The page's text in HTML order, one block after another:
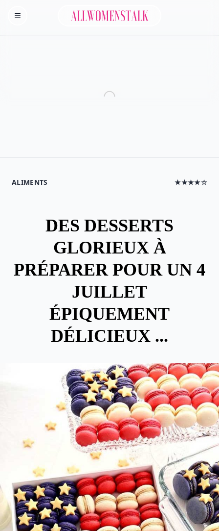
Homepage
Allwomenstalk
ALIMENTS ★★★★☆
DES DESSERTS
GLORIEUX À
PRÉPARER POUR UN 4
JUILLET
ÉPIQUEMENT
DÉLICIEUX ...